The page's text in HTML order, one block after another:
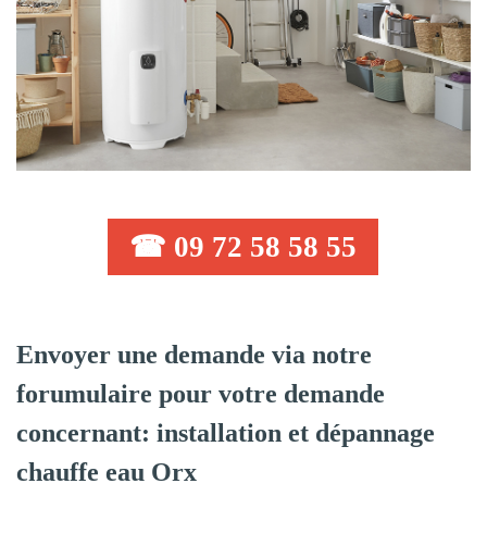
☎ 09 72 58 58 55
Envoyer une demande via notre
forumulaire pour votre demande
concernant: installation et dépannage
chauffe eau Orx